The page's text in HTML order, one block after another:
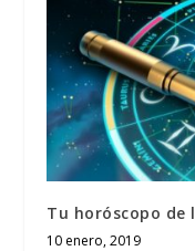
Tu horóscopo de
10 enero, 2019